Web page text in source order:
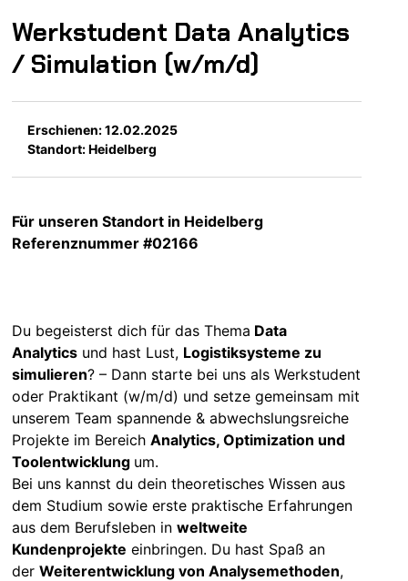
Werkstudent Data Analytics
/ Simulation (w/m/d)
Erschienen: 12.02.2025
Standort: Heidelberg
Für unseren Standort in Heidelberg
Referenznummer #02166
Du begeisterst dich für das Thema Data
Analytics und hast Lust, Logistiksysteme zu
simulieren? – Dann starte bei uns als Werkstudent
oder Praktikant (w/m/d) und setze gemeinsam mit
unserem Team spannende & abwechslungsreiche
Projekte im BereichAnalytics, Optimization und
Toolentwicklung um.
Bei uns kannst du dein theoretisches Wissen aus
dem Studium sowie erste praktische Erfahrungen
aus dem Berufsleben inweltweite
Kundenprojekte einbringen. Du hast Spaß an
derWeiterentwicklung von Analysemethoden,